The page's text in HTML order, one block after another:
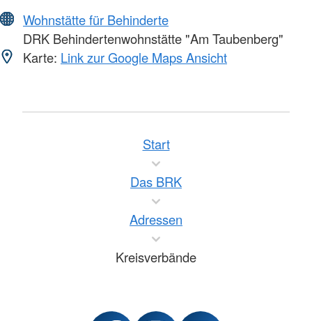
Wohnstätte für Behinderte
DRK Behindertenwohnstätte "Am Taubenberg"
Karte: Link zur Google Maps Ansicht
Start
Das BRK
Adressen
Kreisverbände